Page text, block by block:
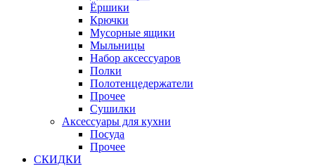
Ёршики
Крючки
Мусорные ящики
Мыльницы
Набор аксессуаров
Полки
Полотенцедержатели
Прочее
Сушилки
Аксессуары для кухни
Посуда
Прочее
СКИДКИ